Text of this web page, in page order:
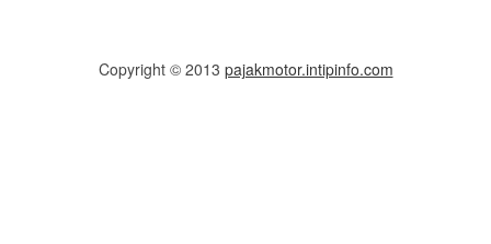
Copyright © 2013 pajakmotor.intipinfo.com